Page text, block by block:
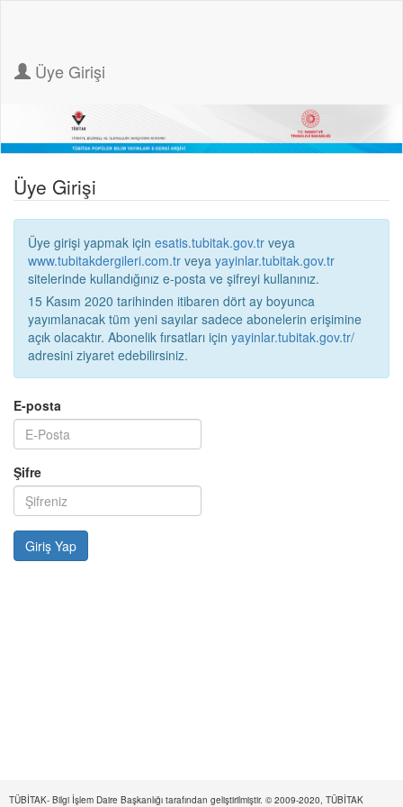
Üye Girişi
Üye Girişi
Üye girişi yapmak için esatis.tubitak.gov.tr veya
www.tubitakdergileri.com.tr veya yayinlar.tubitak.gov.tr
sitelerinde kullandığınız e-posta ve şifreyi kullanınız.
15 Kasım 2020 tarihinden itibaren dört ay boyunca
yayımlanacak tüm yeni sayılar sadece abonelerin erişimine
açık olacaktır. Abonelik fırsatları için yayinlar.tubitak.gov.tr/
adresini ziyaret edebilirsiniz.
E-posta
Şifre
TÜBİTAK- Bilgi İşlem Daire Başkanlığı tarafından geliştirilmiştir. © 2009-2020, TÜBİTAK